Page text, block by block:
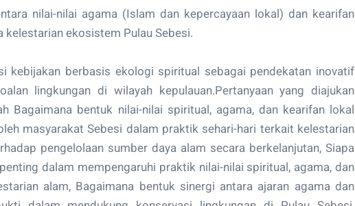
nilai-nilai agama (Islam dan kepercayaan lokal) dan kearifan
ekosistem Pulau Sebesi.
kebijakan berbasis ekologi spiritual sebagai pendekatan inovatif
lingkungan di wilayah kepulauan.Pertanyaan yang diajukan
Bagaimana bentuk nilai-nilai spiritual, agama, dan kearifan lokal
masyarakat Sebesi dalam praktik sehari-hari terkait kelestarian
pengelolaan sumber daya alam secara berkelanjutan, Siapa
dalam mempengaruhi praktik nilai-nilai spiritual, agama, dan
alam, Bagaimana bentuk sinergi antara ajaran agama dan